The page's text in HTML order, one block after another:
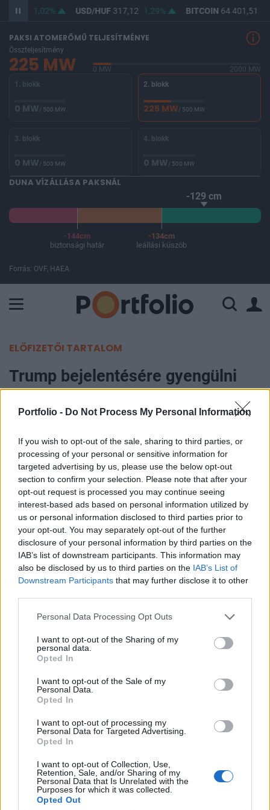
Portfolio - Do Not Process My Personal Information
If you wish to opt-out of the sale, sharing to third parties, or
processing of your personal or sensitive information for
targeted advertising by us, please use the below opt-out
section to confirm your selection. Please note that after your
opt-out request is processed you may continue seeing
interest-based ads based on personal information utilized by
us or personal information disclosed to third parties prior to
your opt-out. You may separately opt-out of the further
disclosure of your personal information by third parties on the
IAB’s list of downstream participants. This information may
also be disclosed by us to third parties on the IAB’s List of
Downstream Participants that may further disclose it to other
Personal Data Processing Opt Outs
I want to opt-out of the Sharing of my
personal data.
Opted In
I want to opt-out of the Sale of my
Personal Data.
Opted In
I want to opt-out of processing my
Personal Data for Targeted Advertising.
Opted In
I want to opt-out of Collection, Use,
Retention, Sale, and/or Sharing of my
Personal Data that Is Unrelated with the
Purposes for which it was collected.
Opted Out
1,02% USD/HUF317,12 1,29% BITCOIN64 401,51
PAKSI ATOMERŐMŰ TELJESÍTMÉNYE
Összteljesítmény
225 MW 0 MW
2000 MW
1. blokk
0 MW/ 500 MW
2. blokk
225 MW/ 500 MW
3. blokk
0 MW/ 500 MW
4. blokk
0 MW/ 500 MW
DUNA VÍZÁLLÁSA PAKSNÁL
-129 cm
-144cm
biztonsági határ
-134cm
leállási küszöb
Forrás: OVF, HAEA
ELŐFIZETŐI TARTALOM
Trump bejelentésére gyengülni
kezdett a forint
2026. június 10. 21:58
A keddi, vártnál jóval kedvezőbb inflációs adat
után most leginkább arra figyel a piac, hogy a
forint képes lesz-e végre kitörni a 355 körüli
sávból - egyelőre kevés sikerrel. A délután
folyamán Trump megszólalása egy időre
elgyengítette a magyar devitzát, amely mozgás
gyorsan kifulladt.
változhatnak meg a körülmények és a célok. Merre tart a
magyar kormány és mivel néz szembe a nemzetközi
környezetben? Ez lesz a Portfolio idei kiemelt
gazdaságpolitikai konferenciájának legfontosabb
témája.Információ és jelentkezés 2026. június 10. 21:58 ...
KEDVES OLVASÓNK!
A keresett cikk a portfolio.hu hírarchívumához
regisztrációhoz kötött.
Az előfizetés a következőket tartalmazza:
Portfolio.hu teljes cikkarchívum